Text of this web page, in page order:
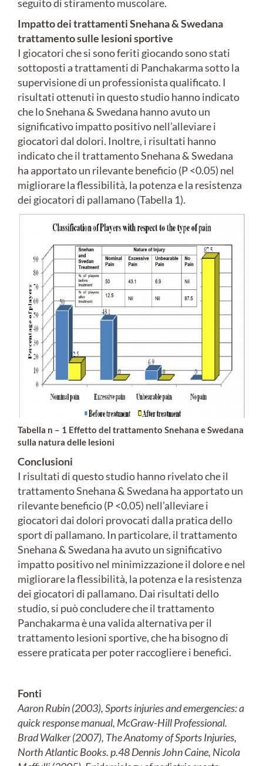
seguito di stiramento muscolare.
Impatto dei trattamenti Snehana & Swedana
trattamento sulle lesioni sportive
I giocatori che si sono feriti giocando sono stati
sottoposti a trattamenti di Panchakarma sotto la
supervisione di un professionista qualificato. I
risultati ottenuti in questo studio hanno indicato
che lo Snehana & Swedana hanno avuto un
significativo impatto positivo nell’alleviare i
giocatori dal dolori. Inoltre, i risultati hanno
indicato che il trattamento Snehana & Swedana
ha apportato un rilevante beneficio (P <0.05) nel
migliorare la flessibilità, la potenza e la resistenza
dei giocatori di pallamano (Tabella 1).
Tabella n – 1 Effetto del trattamento Snehana e Swedana
sulla natura delle lesioni
Conclusioni
I risultati di questo studio hanno rivelato che il
trattamento Snehana & Swedana ha apportato un
rilevante beneficio (P <0.05) nell’alleviare i
giocatori dai dolori provocati dalla pratica dello
sport di pallamano. In particolare, il trattamento
Snehana & Swedana ha avuto un significativo
impatto positivo nel minimizzazione il dolore e nel
migliorare la flessibilità, la potenza e la resistenza
dei giocatori di pallamano. Dai risultati dello
studio, si può concludere che il trattamento
Panchakarma è una valida alternativa per il
trattamento lesioni sportive, che ha bisogno di
essere praticata per poter raccogliere i benefici.
Fonti
Aaron Rubin (2003), Sports injuries and emergencies: a
quick response manual, McGraw-Hill Professional.
Brad Walker (2007), The Anatomy of Sports Injuries,
North Atlantic Books. p.48 Dennis John Caine, Nicola